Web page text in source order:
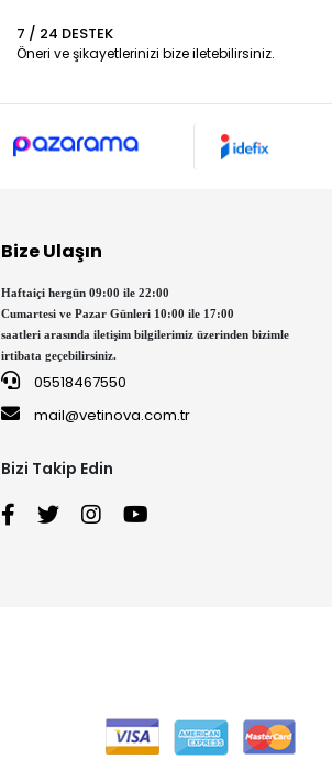
7 / 24 DESTEK
Öneri ve şikayetlerinizi bize iletebilirsiniz.
Bize Ulaşın
Haftaiçi hergün 09:00 ile 22:00
Cumartesi ve Pazar Günleri 10:00 ile 17:00
saatleri arasında iletişim bilgilerimiz üzerinden bizimle
irtibata geçebilirsiniz.
05518467550
mail@vetinova.com.tr
Bizi Takip Edin